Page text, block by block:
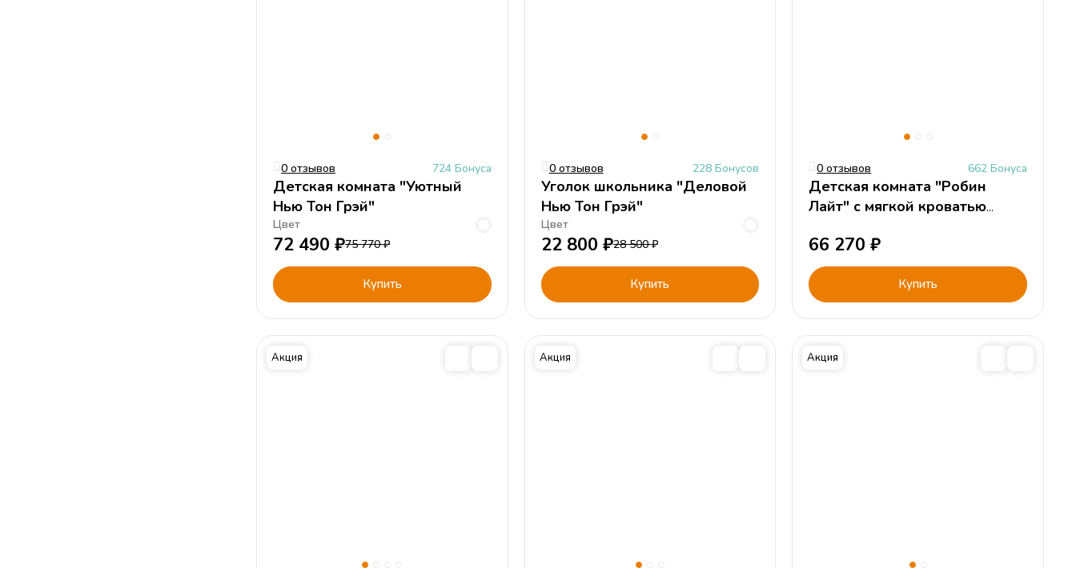
0 отзывов 724 Бонуса
Детская комната "Уютный
Нью Тон Грэй"
Цвет
72 490 ₽75 770₽
Купить
0 отзывов 228 Бонусов
Уголок школьника "Деловой
Нью Тон Грэй"
Цвет
22 800 ₽28 500₽
Купить
0 отзывов 662 Бонуса
Детская комната "Робин
Лайт" с мягкой кроватью
66 270₽
Купить
Акция Акция Акция